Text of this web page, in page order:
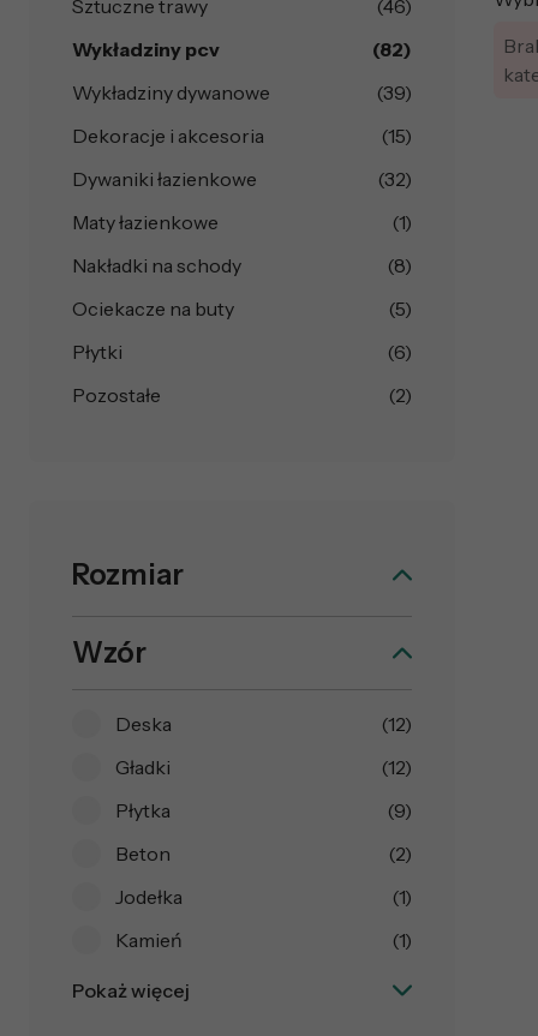
Sztuczne trawy
(46)
Wykładziny pcv
(82)
Wykładziny dywanowe
(39)
Dekoracje i akcesoria
(15)
Dywaniki łazienkowe
(32)
Maty łazienkowe
(1)
Nakładki na schody
(8)
Ociekacze na buty
(5)
Płytki
(6)
Pozostałe
(2)
Rozmiar
Wzór
Deska
(12)
Gładki
(12)
Płytka
(9)
Beton
(2)
Jodełka
(1)
Kamień
(1)
Pokaż więcej